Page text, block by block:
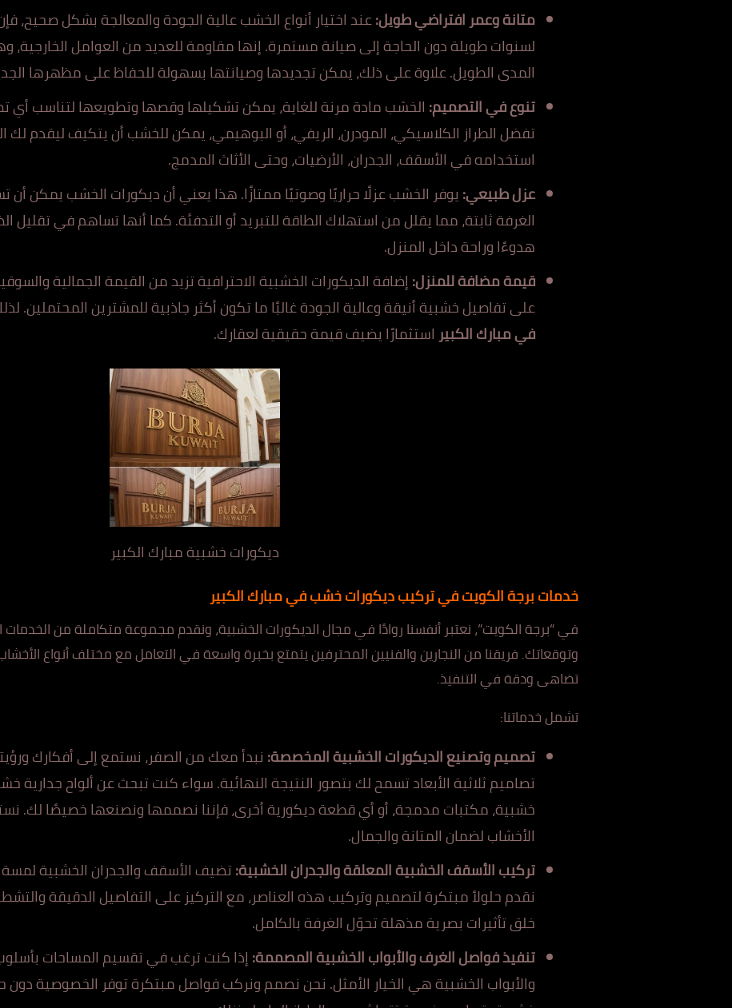
متانة وعمر افتراضي طويل:عند اختيار أنواع الخشب عالية الجودة والمعالجة بشكل صحيح،
لسنوات طويلة دون الحاجة إلى صيانة مستمرة. إنها مقاومة للعديد من العوامل الخارجية،
المدى الطويل. علاوة على ذلك، يمكن تجديدها وصيانتها بسهولة للحفاظ على مظهرها
تنوع في التصميم: الخشب مادة مرنة للغاية، يمكن تشكيلها وقصها وتطويعها لتناسب أي
تفضل الطراز الكلاسيكي، المودرن، الريفي، أو البوهيمي، يمكن للخشب أن يتكيف ليقدم لك
استخدامه في الأسقف، الجدران، الأرضيات، وحتى الأثاث المدمج.
عزل طبيعي:يوفر الخشب عزلًا حراريًا وصوتيًا ممتازًا. هذا يعني أن ديكورات الخشب يمكن
الغرفة ثابتة، مما يقلل من استهلاك الطاقة للتبريد أو التدفئة. كما أنها تساهم في تقليل
هدوءًا وراحة داخل المنزل.
قيمة مضافة للمنزل:إضافة الديكورات الخشبية الاحترافية تزيد من القيمة الجمالية
على تفاصيل خشبية أنيقة وعالية الجودة غالبًا ما تكون أكثر جاذبية للمشترين المحتملين.
في مبارك الكبيراستثمارًا يضيف قيمة حقيقية لعقارك.
ديكورات خشبية مبارك الكبير
خدمات برجة الكويت في تركيب ديكورات خشب في مبارك الكبير
في “برجة الكويت”، نعتبر أنفسنا روادًا في مجال الديكورات الخشبية، ونقدم مجموعة متكاملة من الخدمات
وتوقعاتك. فريقنا من النجارين والفنيين المحترفين يتمتع بخبرة واسعة في التعامل مع مختلف أنواع
تضاهى ودقة في التنفيذ.
تشمل خدماتنا:
تصميم وتصنيع الديكورات الخشبية المخصصة: نبدأ معك من الصفر، نستمع إلى أفكارك
تصاميم ثلاثية الأبعاد تسمح لك بتصور النتيجة النهائية. سواء كنت تبحث عن ألواح
خشبية، مكتبات مدمجة، أو أي قطعة ديكورية أخرى، فإننا نصممها ونصنعها خصيصًا لك.
الأخشاب لضمان المتانة والجمال.
تركيب الأسقف الخشبية المعلقة والجدران الخشبية:تضيف الأسقف والجدران الخشبية
نقدم حلولاً مبتكرة لتصميم وتركيب هذه العناصر، مع التركيز على التفاصيل الدقيقة
خلق تأثيرات بصرية مذهلة تحوّل الغرفة بالكامل.
تنفيذ فواصل الغرف والأبواب الخشبية المصممة:إذا كنت ترغب في تقسيم المساحات
والأبواب الخشبية هي الخيار الأمثل. نحن نصمم ونركب فواصل مبتكرة توفر الخصوصية دون